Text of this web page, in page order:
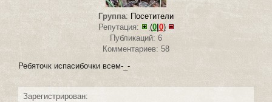
Группа: Посетители
Репутация:
(0| 0)
Публикаций: 6
Комментариев: 58
Ребяточк испасибочки всем-_-
Зарегистрирован: